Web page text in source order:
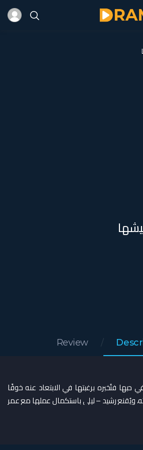
Review
فتُخبره برغبتها في الابتعاد عنه خوفًا
ويُقنع رشيد – ليلى باستكمال عملها مع عمر
زواجه من سارة.